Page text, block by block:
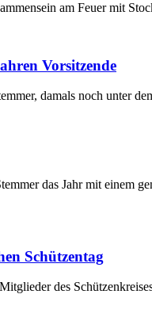
am Feuer mit
Vorsitzende
damals noch unter
das Jahr mit einem
Schützentag
des